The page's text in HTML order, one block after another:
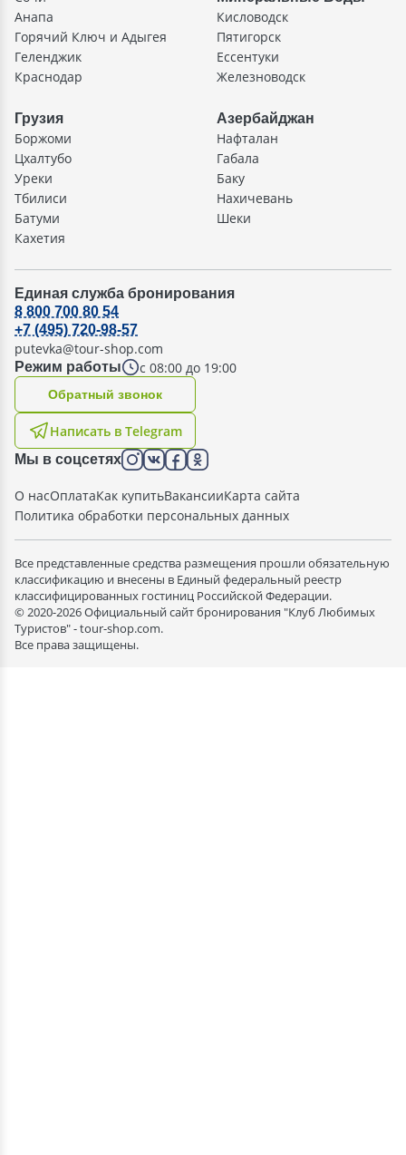
Анапа
Горячий Ключ и Адыгея
Геленджик
Краснодар
Кисловодск
Пятигорск
Ессентуки
Железноводск
Грузия
Боржоми
Цхалтубо
Уреки
Тбилиси
Батуми
Кахетия
Азербайджан
Нафталан
Габала
Баку
Нахичевань
Шеки
Единая служба бронирования
Режим работы с 08:00 до 19:00
8 800 700 80 54
+7 (495) 720-98-57
putevka@tour-shop.com
Написать в Telegram
Oбратный звонок
Мы в соцсетях
О насОплатаКак купитьВакансииКарта сайта
Политика обработки персональных данных
Все представленные средства размещения прошли обязательную
классификацию и внесены в Единый федеральный реестр
классифицированных гостиниц Российской Федерации.
© 2020-2026 Официальный сайт бронирования "Клуб Любимых
Туристов" - tour-shop.com.
Все права защищены.